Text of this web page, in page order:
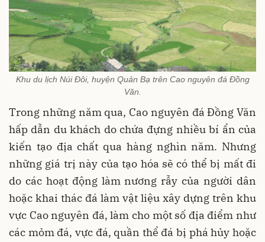
Khu du lịch Núi Đôi, huyện Quản Bạ trên Cao nguyên đá Đồng
Văn.
Trong những năm qua, Cao nguyên đá Đồng Văn
hấp dẫn du khách do chứa đựng nhiều bí ẩn của
kiến tạo địa chất qua hàng nghìn năm. Nhưng
những giá trị này của tạo hóa sẽ có thể bị mất đi
do các hoạt động làm nương rẫy của người dân
hoặc khai thác đá làm vật liệu xây dựng trên khu
vực Cao nguyên đá, làm cho một số địa điểm như
các mỏm đá, vực đá, quần thể đá bị phá hủy hoặc